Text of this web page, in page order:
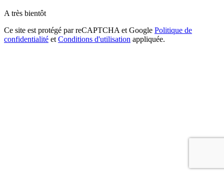
A très bientôt
Ce site est protégé par reCAPTCHA et Google Politique de
confidentialité et Conditions d'utilisation appliquée.